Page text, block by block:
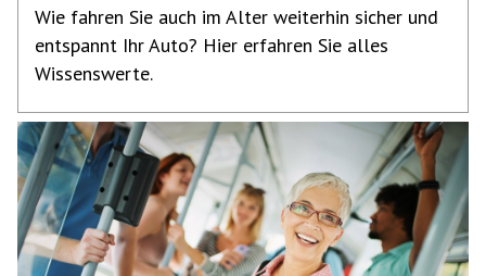
Wie fahren Sie auch im Alter weiterhin sicher und
entspannt Ihr Auto? Hier erfahren Sie alles
Wissenswerte.